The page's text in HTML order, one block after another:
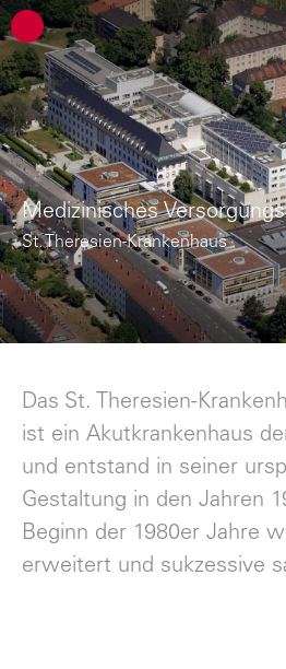
ATP Architekten Ingenieure
Medizinisches
St. Theresien-Krankenhaus
Das St. Theresien-
ist ein Akutkrankenhaus
und entstand in seiner
Gestaltung in den Jahren
Beginn der 1980er Jahre
erweitert und sukzessive